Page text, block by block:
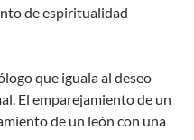
de espiritualidad
que iguala al deseo
El emparejamiento de un
de un león con una